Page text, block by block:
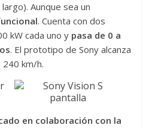
Aunque sea un
. Cuenta con dos
kW cada uno y pasa de 0 a
. El prototipo de Sony alcanza
240 km/h.
en colaboración con la